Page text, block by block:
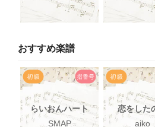
おすすめ楽譜
らいおんハート
SMAP
恋をした
aiko